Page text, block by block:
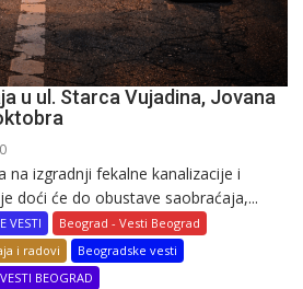
u ul. Starca Vujadina, Jovana
0
izgradnji fekalne kanalizacije i
doći će do obustave saobraćaja,...
VESTI
Beograd - Vesti Beograd
i radovi
Beogradske vesti
BEOGRAD